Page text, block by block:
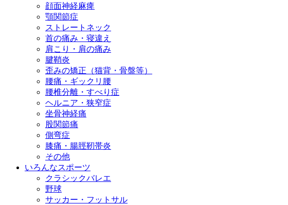
顔面神経麻痺
顎関節症
ストレートネック
首の痛み・寝違え
肩こり・肩の痛み
腱鞘炎
歪みの矯正（猫背・骨盤等）
腰痛・ギックリ腰
腰椎分離・すべり症
ヘルニア・狭窄症
坐骨神経痛
股関節痛
側弯症
膝痛・腸脛靭帯炎
その他
いろんなスポーツ
クラシックバレエ
野球
サッカー・フットサル